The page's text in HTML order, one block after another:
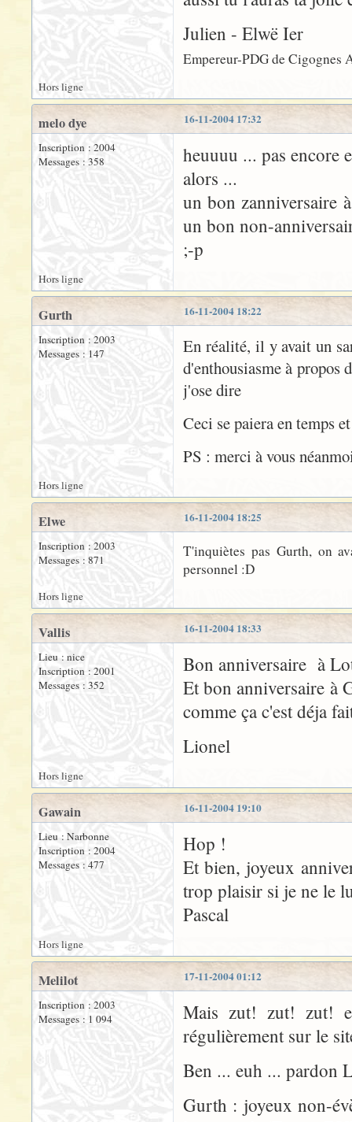
Julien - Elwë Ier
Empereur-PDG de Cigognes
Hors ligne
16-11-2004 17:32
melo dye
Inscription : 2004
Messages : 358
heuuuu ... pas encore
alors ...
un bon zanniversaire
un bon non-
;-p
Hors ligne
16-11-2004 18:22
Gurth
Inscription : 2003
Messages : 147
En réalité, il y avait un
d'enthousiasme à propos
j'ose dire
Ceci se paiera en temps
PS : merci à vous
Hors ligne
16-11-2004 18:25
Elwe
Inscription : 2003
Messages : 871
T'inquiètes pas Gurth, on
personnel :D
Hors ligne
16-11-2004 18:33
Vallis
Lieu : nice
Inscription : 2001
Messages : 352
Bon anniversaire à
Et bon anniversaire à
comme ça c'est déja
Lionel
Hors ligne
16-11-2004 19:10
Gawain
Lieu : Narbonne
Inscription : 2004
Messages : 477
Hop !
Et bien, joyeux
trop plaisir si je ne le
Pascal
Hors ligne
17-11-2004 01:12
Melilot
Inscription : 2003
Messages : 1 094
Mais zut! zut! zut!
régulièrement sur le
Ben ... euh ... pardon
Gurth : joyeux non-